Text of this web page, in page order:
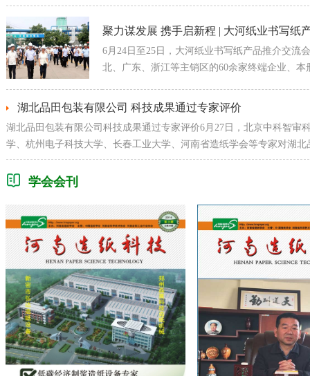
聚力谋发展 携手启新程 | 大河纸业书写纸
6月24日至25日，大河纸业书写纸产品推介交流
北、广东、浙江等主销区的60余家终端企业、
湖北品田包装有限公司 科技成果通过专家评价
湖北品田包装有限公司科技成果通过专家评价6月27日，北京中科智审
学、杭州电子科技大学、长春工业大学、河南省造纸学会等专家对湖
学会会刊